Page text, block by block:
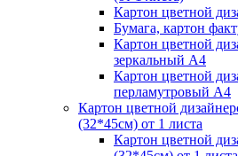
Картон цветной
Бумага, картон
Картон цветной
зеркальный А4
Картон цветной
перламутровый А4
Картон цветной
(32*45см) от 1 листа
Картон цветной